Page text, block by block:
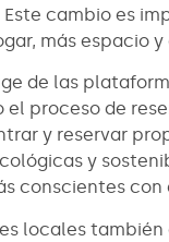
cambio es
más espacio
de las
el proceso de
y reservar
y
conscientes con
locales